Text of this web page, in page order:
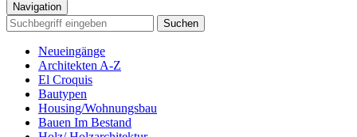
Navigation
Suchen
Neueingänge
Architekten A-Z
El Croquis
Bautypen
Housing/Wohnungsbau
Bauen Im Bestand